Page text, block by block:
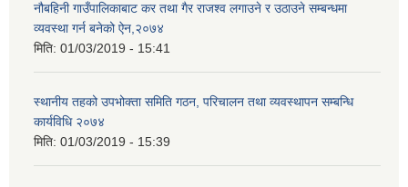
नौबहिनी गाउँपालिकाबाट कर तथा गैर राजश्व लगाउने र उठाउने सम्बन्धमा
व्यवस्था गर्न बनेको ऐन,२०७४
मिति: 01/03/2019 - 15:41
स्थानीय तहको उपभोक्ता समिति गठन, परिचालन तथा व्यवस्थापन सम्बन्धि
कार्यविधि २०७४
मिति: 01/03/2019 - 15:39